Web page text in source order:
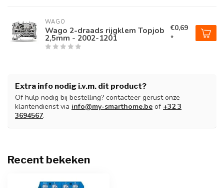
WAGO
Wago 2-draads rijgklem Topjob
2,5mm - 2002-1201
€0,69
*
Extra info nodig i.v.m. dit product?
Of hulp nodig bij bestelling? contacteer gerust onze
klantendienst via info@my-smarthome.be of +32 3
3694567.
Recent bekeken